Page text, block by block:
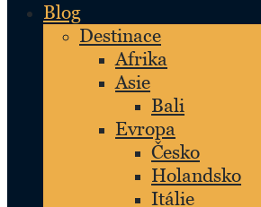
Blog
Destinace
Afrika
Asie
Bali
Evropa
Česko
Holandsko
Itálie